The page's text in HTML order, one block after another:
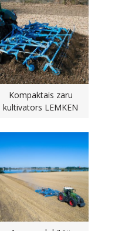
Kompaktais zaru
kultivators LEMKEN